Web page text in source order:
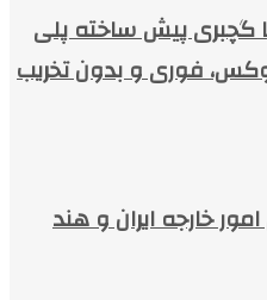
گچبری پیش ساخته پلی
فوری و بدون تخریب
خارجه ایران و هند